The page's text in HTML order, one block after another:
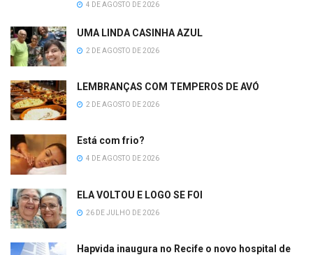
4 DE AGOSTO DE 2026
UMA LINDA CASINHA AZUL
2 DE AGOSTO DE 2026
LEMBRANÇAS COM TEMPEROS DE AVÓ
2 DE AGOSTO DE 2026
Está com frio?
4 DE AGOSTO DE 2026
ELA VOLTOU E LOGO SE FOI
26 DE JULHO DE 2026
Hapvida inaugura no Recife o novo hospital de